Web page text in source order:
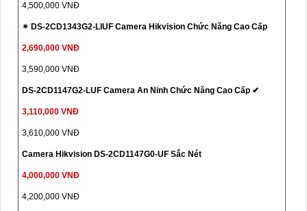
4,500,000 VNĐ
✴ DS-2CD1343G2-LIUF Camera Hikvision Chức Năng Cao Cấp
2,690,000 VNĐ
3,590,000 VNĐ
DS-2CD1147G2-LUF Camera An Ninh Chức Năng Cao Cấp ✔
3,110,000 VNĐ
3,610,000 VNĐ
Camera Hikvision DS-2CD1147G0-UF Sắc Nét
4,000,000 VNĐ
4,200,000 VNĐ